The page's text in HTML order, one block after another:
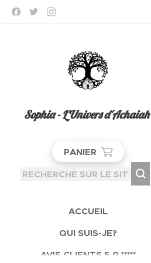
Sophia - L'Univers d'Achaiah
PANIER
ACCUEIL
QUI SUIS-JE?
AVIS CLIENTS 5,0 *****